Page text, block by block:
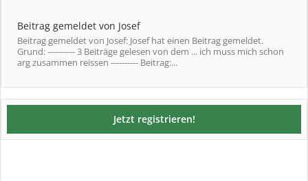
Beitrag gemeldet von Josef
Beitrag gemeldet von Josef: Josef hat einen Beitrag gemeldet.
Grund: ---------- 3 Beiträge gelesen von dem ... ich muss mich schon
arg zusammen reissen ---------- Beitrag:...
Jetzt registrieren!